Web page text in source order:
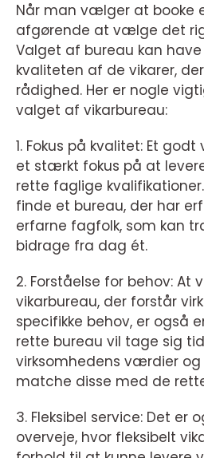
Når man vælger at booke
afgørende at vælge det
Valget af bureau kan
kvaliteten af de vikarer,
rådighed. Her er nogle
valget af vikarbureau:
1. Fokus på kvalitet: Et
et stærkt fokus på at
rette faglige
finde et bureau, der har
erfarne fagfolk, som kan
bidrage fra dag ét.
2. Forståelse for behov: At
vikarbureau, der forstår
specifikke behov, er også
rette bureau vil tage sig
virksomhedens værdier
matche disse med de
3. Fleksibel service: Det er
overveje, hvor fleksibelt